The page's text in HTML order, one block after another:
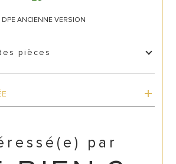
DPE ANCIENNE VERSION
pièces
par